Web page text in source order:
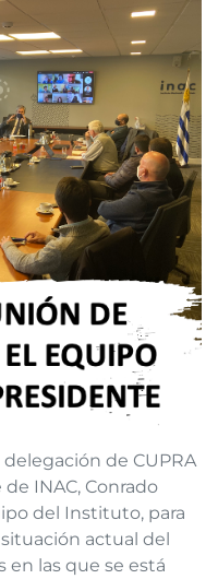
de CUPRA
INAC, Conrado
del Instituto, para
actual del
en las que se está